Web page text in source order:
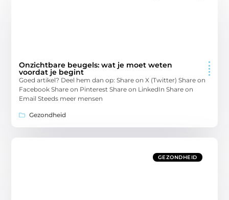
Onzichtbare beugels: wat je moet weten
voordat je begint
Goed artikel? Deel hem dan op: Share on X (Twitter) Share on
Facebook Share on Pinterest Share on LinkedIn Share on
Email Steeds meer mensen
Gezondheid
GEZONDHEID